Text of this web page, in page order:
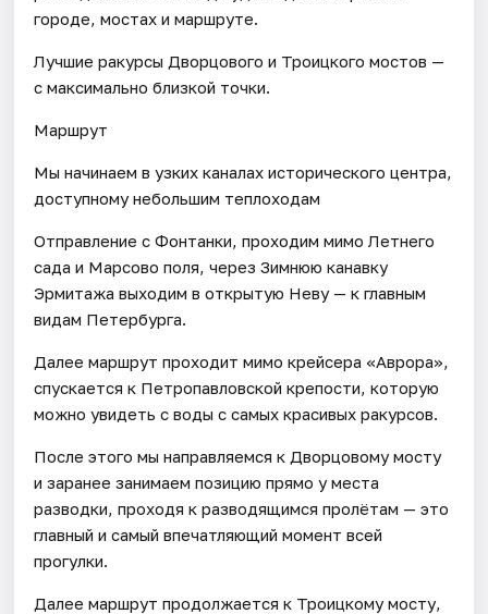
городе, мостах и маршруте.
Лучшие ракурсы Дворцового и Троицкого мостов —
с максимально близкой точки.
Маршрут
Мы начинаем в узких каналах исторического центра,
доступному небольшим теплоходам
Отправление с Фонтанки, проходим мимо Летнего
сада и Марсово поля, через Зимнюю канавку
Эрмитажа выходим в открытую Неву — к главным
видам Петербурга.
Далее маршрут проходит мимо крейсера «Аврора»,
спускается к Петропавловской крепости, которую
можно увидеть с воды с самых красивых ракурсов.
После этого мы направляемся к Дворцовому мосту
и заранее занимаем позицию прямо у места
разводки, проходя к разводящимся пролётам — это
главный и самый впечатляющий момент всей
прогулки.
Далее маршрут продолжается к Троицкому мосту,